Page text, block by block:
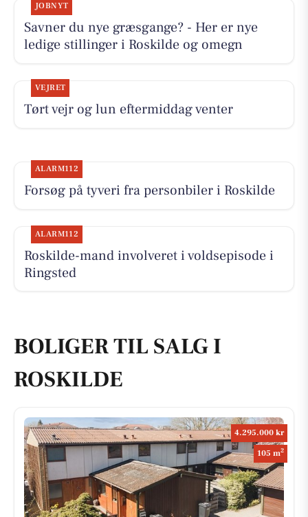
JOBNYT
Savner du nye græsgange? - Her er nye
ledige stillinger i Roskilde og omegn
VEJRET
Tørt vejr og lun eftermiddag venter
ALARM112
Forsøg på tyveri fra personbiler i Roskilde
ALARM112
Roskilde-mand involveret i voldsepisode i
Ringsted
BOLIGER TIL SALG I
ROSKILDE
4.295.000 kr
105 m2